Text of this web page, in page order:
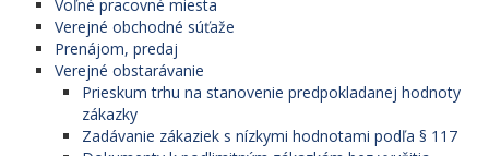
Voľné pracovné miesta
Verejné obchodné súťaže
Prenájom, predaj
Verejné obstarávanie
Prieskum trhu na stanovenie predpokladanej hodnoty
zákazky
Zadávanie zákaziek s nízkymi hodnotami podľa § 117